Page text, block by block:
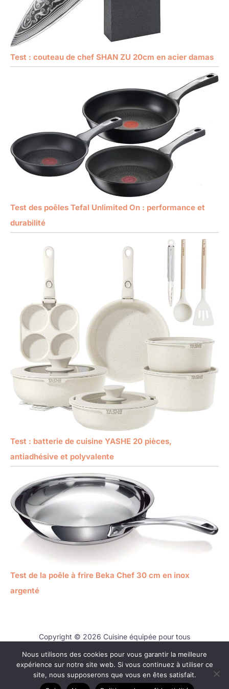
Test : couteau de chef SHAN ZU 20cm en acier damas
Test des poêles Tefal Unlimited On : performance et
durabilité
Test : batterie de cuisine YASHE 20 pièces,
antiadhésive et polyvalente
Test de la poêle à frire Beka Chef 30 cm en inox
argenté
Copyright © 2026 Cuisine équipée pour tous
Contact
Mentions légales
Politique de confidentialité
Nous utilisons des cookies pour vous garantir la meilleure
expérience sur notre site web. Si vous continuez à utiliser ce
site, nous supposerons que vous en êtes satisfait.